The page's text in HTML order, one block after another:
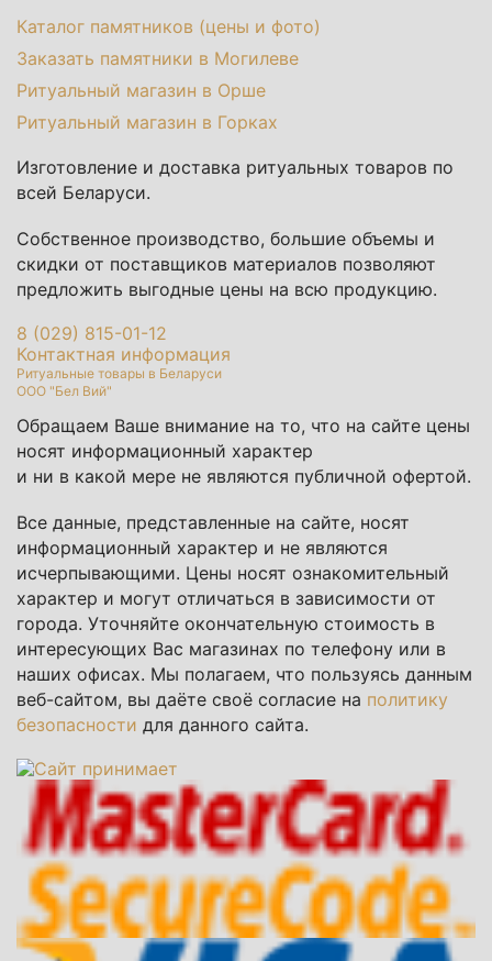
Каталог памятников (цены и фото)
Заказать памятники в Могилеве
Ритуальный магазин в Орше
Ритуальный магазин в Горках
Изготовление и доставка ритуальных товаров по
всей Беларуси.
Собственное производство, большие объемы и
скидки от поставщиков материалов позволяют
предложить выгодные цены на всю продукцию.
8 (029) 815-01-12
Контактная информация
Ритуальные товары в Беларуси
ООО "Бел Вий"
Обращаем Ваше внимание на то, что на сайте цены
носят информационный характер
и ни в какой мере не являются публичной офертой.
Все данные, представленные на сайте, носят
информационный характер и не являются
исчерпывающими. Цены носят ознакомительный
характер и могут отличаться в зависимости от
города. Уточняйте окончательную стоимость в
интересующих Вас магазинах по телефону или в
наших офисах. Мы полагаем, что пользуясь данным
веб-сайтом, вы даёте своё согласие на политику
безопасности для данного сайта.